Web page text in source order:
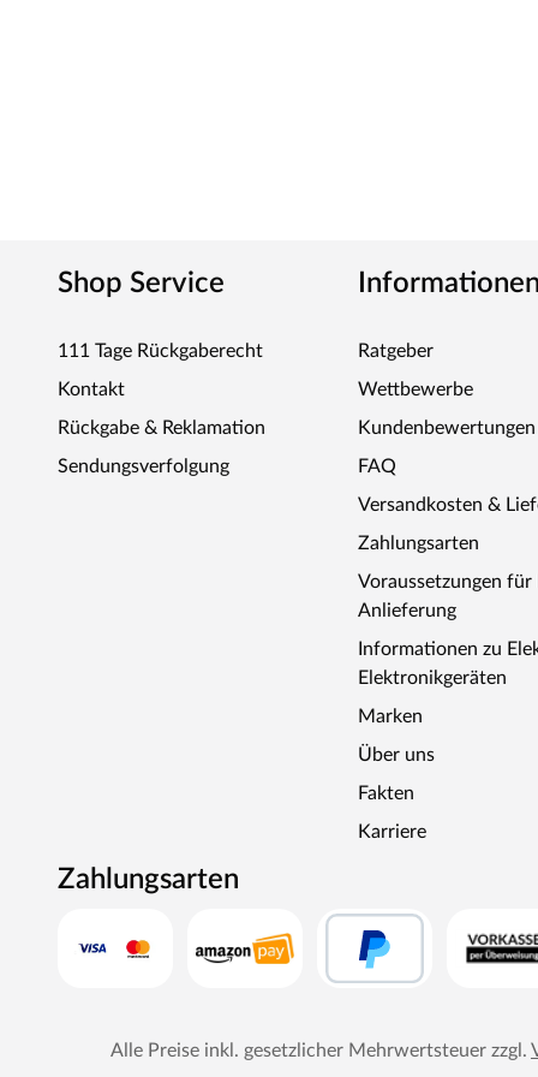
Shop Service
111 Tage Rückgaberecht
Kontakt
Rückgabe & Reklamation
Sendungsverfolgung
Informationen
Ratgeber
Wettbewerbe
Kundenbewertungen
FAQ
Versandkosten &
Zahlungsarten
Voraussetzungen für
Anlieferung
Informationen zu
Elektronikgeräten
Marken
Über uns
Fakten
Karriere
Zahlungsarten
Alle Preise inkl. gesetzlicher Mehrwertsteuer zzgl.